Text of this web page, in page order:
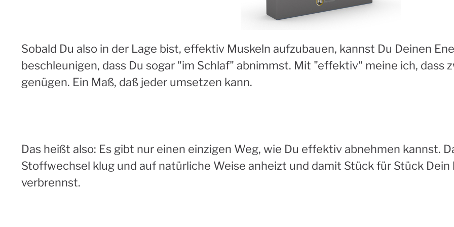
Sobald Du also in der Lage bist, effektiv Muskeln aufzubauen, kannst Du Deinen
beschleunigen, dass Du sogar "im Schlaf" abnimmst. Mit "effektiv" meine ich, dass
genügen. Ein Maß, daß jeder umsetzen kann.
Das heißt also: Es gibt nur einen einzigen Weg, wie Du effektiv abnehmen kannst.
Stoffwechsel klug und auf natürliche Weise anheizt und damit Stück für Stück
verbrennst.